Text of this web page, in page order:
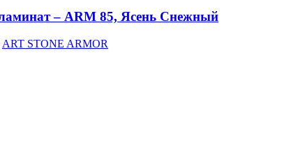
– ARM 85, Ясень Снежный
ART STONE ARMOR